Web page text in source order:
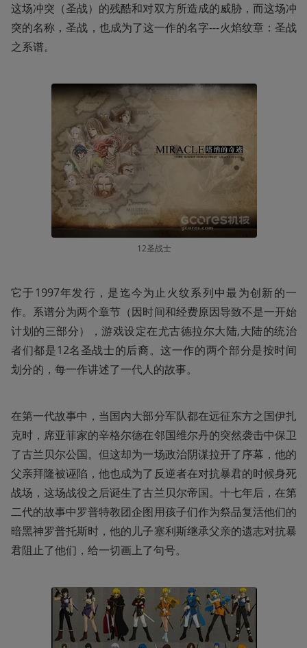
这场冲突（圣战）的残酷和对双方所造成的威胁，而这场冲
突的名称，圣战，也成为了这一作的名字---火焰纹章：圣战
之系谱。
12圣战士
它于1997年发行，是迄今为止火纹系列中最为创新的一
作。系谱分为两个章节（因时间和经费原因导致不是一开始
计划的三部分），游戏设定在尤古德拉尔大陆,大陆的统治
者们都是12名圣战士的后裔。这一作的两个部分是按时间
划分的，每一作讲述了一代人的故事。
在第一代故事中，当国内大部分军队都在远征东方之国伊扎
克时，席亚菲家的辛格尔德在邻国维尔丹的突然袭击中保卫
了古兰贝尔公国。但这却为一场政治阴谋拉开了序幕，他的
父亲拜隆被诬陷，他也成为了反逆者在对抗暴君的时候身死
战场，这场战役之后诞生了古兰贝尔帝国。十七年后，在第
二代的故事中罗普特教团企图用孩子们作为祭品复活他们的
暗黑神罗普托斯时，他的儿子塞利斯继承父亲的遗志对抗暴
君阻止了他们，给一切画上了句号。